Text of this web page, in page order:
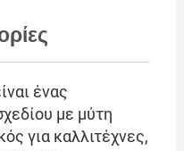
ένας
με μύτη
για καλλιτέχνες,